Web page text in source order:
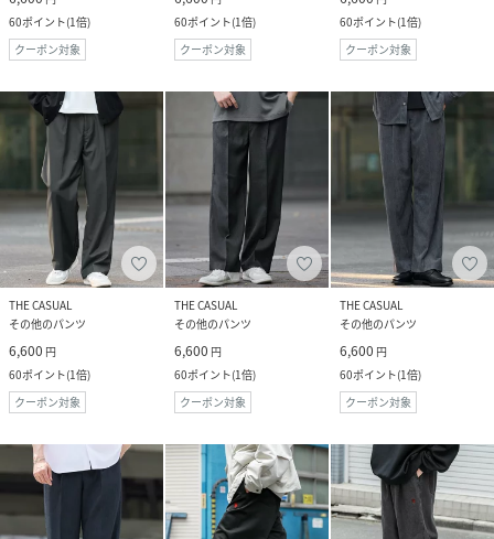
60ポイント(1倍)
クーポン対象
60ポイント(1倍)
クーポン対象
60ポイント(1倍)
クーポン対象
THE CASUAL
その他のパンツ
6,600 円
60ポイント(1倍)
クーポン対象
THE CASUAL
その他のパンツ
6,600 円
60ポイント(1倍)
クーポン対象
THE CASUAL
その他のパンツ
6,600 円
60ポイント(1倍)
クーポン対象